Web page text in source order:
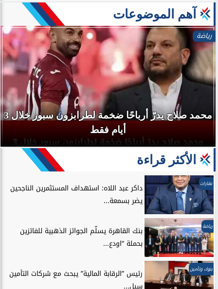
آهم الموضوعات
رياضة
محمد صلاح يدرّ أرباحًا ضخمة لطرابزون سبور خلال 3
أيام فقط
الأكثر قراءة
عقارات
داكر عبد اللاه: استهداف المستثمرين الناجحين
يضر بسمعة...
رياضة
بنك القاهرة يسلّم الجوائز الذهبية للفائزين
بحملة “اودع...
بنوك وتأمين
رئيس ”الرقابة المالية” يبحث مع شركات التأمين
سبل...